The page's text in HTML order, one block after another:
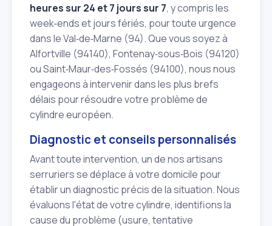
heures sur 24 et 7 jours sur 7, y compris les
week‑ends et jours fériés, pour toute urgence
dans le Val‑de‑Marne (94). Que vous soyez à
Alfortville (94140), Fontenay‑sous‑Bois (94120)
ou Saint‑Maur‑des‑Fossés (94100), nous nous
engageons à intervenir dans les plus brefs
délais pour résoudre votre problème de
cylindre européen.
Diagnostic et conseils personnalisés
Avant toute intervention, un de nos artisans
serruriers se déplace à votre domicile pour
établir un diagnostic précis de la situation. Nous
évaluons l'état de votre cylindre, identifions la
cause du problème (usure, tentative